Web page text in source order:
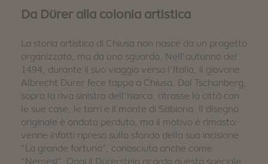
Da Dürer alla colonia artistica
La storia artistica di Chiusa non nasce da un progetto
organizzato, ma da uno sguardo. Nell’autunno del
1494, durante il suo viaggio verso l’Italia, il giovane
Albrecht Dürer fece tappa a Chiusa. Dal Tschanberg,
sopra la riva sinistra dell’Isarco, ritrasse la città con
le sue case, le torri e il monte di Sabiona. Il disegno
originale è andato perduto, ma il motivo è rimasto:
venne infatti ripreso sullo sfondo della sua incisione
“La grande fortuna”, conosciuta anche come
“Nemesi”. Oggi il Dürerstein ricorda questo speciale